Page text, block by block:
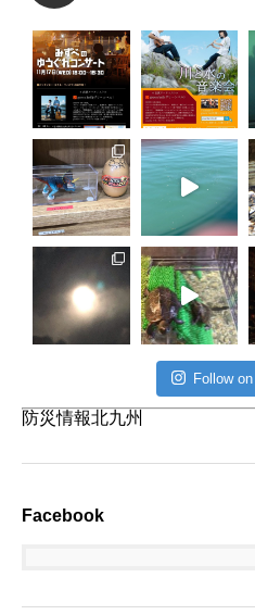
Follow
防災情報北九州
Facebook